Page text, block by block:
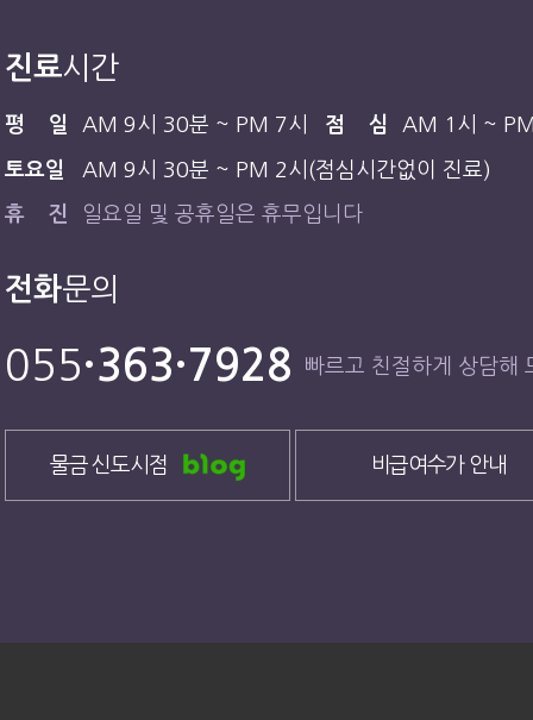
진료시간
평 일 AM 9시 30분 ~ PM 7시 점 심 AM 1시 ~
토요일 AM 9시 30분 ~ PM 2시(점심시간없이 진료)
휴 진 일요일 및 공휴일은 휴무입니다
전화문의
055·363·7928 빠르고 친절하게 상담해
물금 신도시점 비급여수가 안내